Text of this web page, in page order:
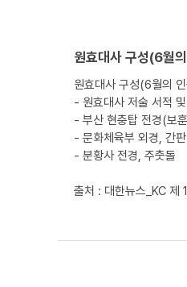
원효대사 구성(6월
원효대사 구성(6월의
- 원효대사 저술 서적
- 부산 현충탑 전경(보
- 문화체육부 외경, 간
- 분황사 전경, 주춧돌
출처 : 대한뉴스_KC 제